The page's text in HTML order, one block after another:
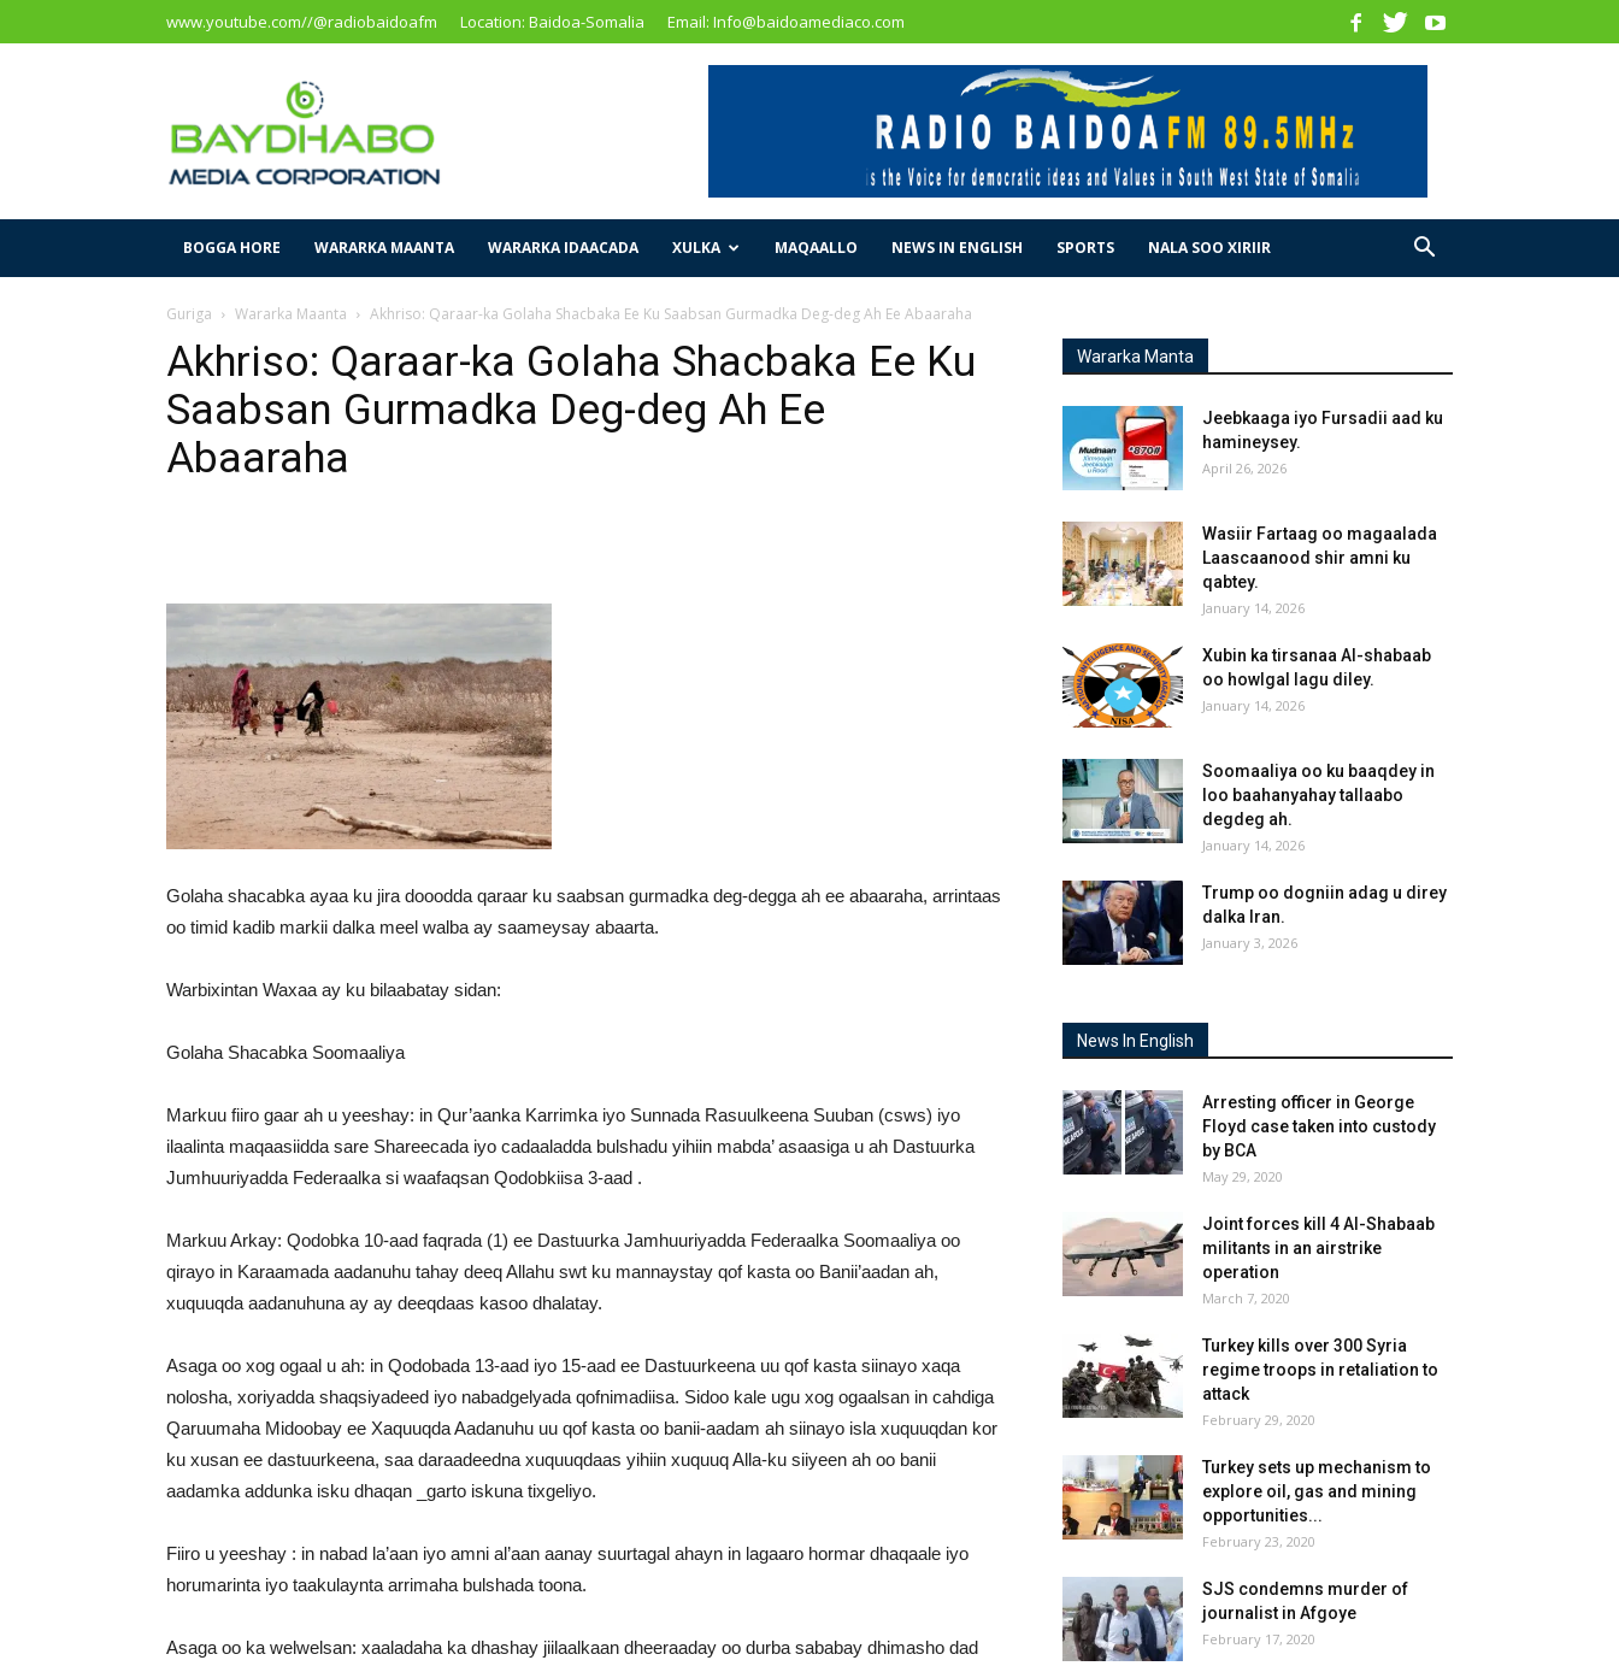
www.youtube.com//@radiobaidoafm Location: Baidoa-Somalia Email: Info@baidoamediaco.com
Corporation
BOGGA HORE WARARKA MAANTA WARARKA IDAACADA XULKA MAQAALLO NEWS IN ENGLISH SPORTS NALA SOO XIRIIR
Guriga Wararka Maanta Akhriso: Qaraar-ka Golaha Shacbaka Ee Ku Saabsan Gurmadka Deg-deg Ah Ee Abaaraha
Akhriso: Qaraar-ka Golaha Shacbaka Ee Ku
Saabsan Gurmadka Deg-deg Ah Ee
Abaaraha
Golaha shacabka ayaa ku jira dooodda qaraar ku saabsan gurmadka deg-degga ah ee abaaraha, arrintaas
oo timid kadib markii dalka meel walba ay saameysay abaarta.
Warbixintan Waxaa ay ku bilaabatay sidan:
Golaha Shacabka Soomaaliya
Markuu fiiro gaar ah u yeeshay: in Qur’aanka Karrimka iyo Sunnada Rasuulkeena Suuban (csws) iyo
ilaalinta maqaasiidda sare Shareecada iyo cadaaladda bulshadu yihiin mabda’ asaasiga u ah Dastuurka
Jumhuuriyadda Federaalka si waafaqsan Qodobkiisa 3-aad .
Markuu Arkay: Qodobka 10-aad faqrada (1) ee Dastuurka Jamhuuriyadda Federaalka Soomaaliya oo
qirayo in Karaamada aadanuhu tahay deeq Allahu swt ku mannaystay qof kasta oo Banii’aadan ah,
xuquuqda aadanuhuna ay ay deeqdaas kasoo dhalatay.
Asaga oo xog ogaal u ah: in Qodobada 13-aad iyo 15-aad ee Dastuurkeena uu qof kasta siinayo xaqa
nolosha, xoriyadda shaqsiyadeed iyo nabadgelyada qofnimadiisa. Sidoo kale ugu xog ogaalsan in cahdiga
Qaruumaha Midoobay ee Xaquuqda Aadanuhu uu qof kasta oo banii-aadam ah siinayo isla xuquuqdan kor
ku xusan ee dastuurkeena, saa daraadeedna xuquuqdaas yihiin xuquuq Alla-ku siiyeen ah oo banii
aadamka addunka isku dhaqan _garto iskuna tixgeliyo.
Fiiro u yeeshay : in nabad la’aan iyo amni al’aan aanay suurtagal ahayn in lagaaro hormar dhaqaale iyo
horumarinta iyo taakulaynta arrimaha bulshada toona.
Asaga oo ka welwelsan: xaaladaha ka dhashay jiilaalkaan dheeraaday oo durba sababay dhimasho dad
Wararka Manta
Jeebkaaga iyo Fursadii aad ku
hamineysey.
April 26, 2026
Wasiir Fartaag oo magaalada
Laascaanood shir amni ku
qabtey.
January 14, 2026
Xubin ka tirsanaa Al-shabaab
oo howlgal lagu diley.
January 14, 2026
Soomaaliya oo ku baaqdey in
loo baahanyahay tallaabo
degdeg ah.
January 14, 2026
Trump oo dogniin adag u direy
dalka Iran.
January 3, 2026
News In English
Arresting officer in George
Floyd case taken into custody
by BCA
May 29, 2020
Joint forces kill 4 Al-Shabaab
militants in an airstrike
operation
March 7, 2020
Turkey kills over 300 Syria
regime troops in retaliation to
attack
February 29, 2020
Turkey sets up mechanism to
explore oil, gas and mining
opportunities...
February 23, 2020
SJS condemns murder of
journalist in Afgoye
February 17, 2020